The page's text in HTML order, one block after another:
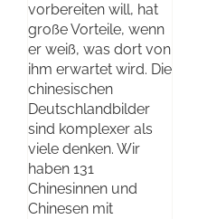
vorbereiten will, hat
große Vorteile, wenn
er weiß, was dort von
ihm erwartet wird. Die
chinesischen
Deutschlandbilder
sind komplexer als
viele denken. Wir
haben 131
Chinesinnen und
Chinesen mit